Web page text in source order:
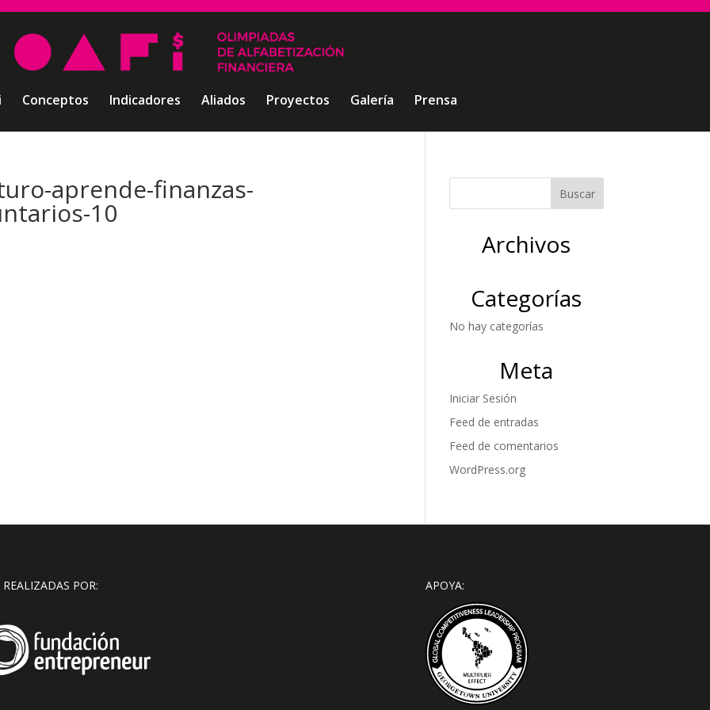
Conceptos Indicadores Aliados Proyectos Galería Prensa
aprende-finanzas-
10
Archivos
Categorías
No hay categorías
Meta
Iniciar Sesión
Feed de entradas
Feed de comentarios
WordPress.org
POR: APOYA: